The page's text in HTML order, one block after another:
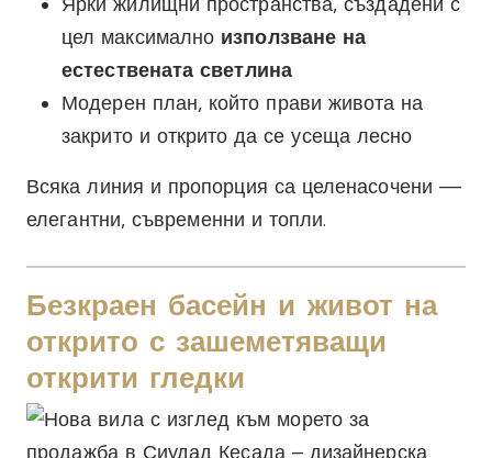
цел максимално използване на
естествената светлина
Модерен план, който прави живота на
закрито и открито да се усеща лесно
Всяка линия и пропорция са целенасочени —
елегантни, съвременни и топли.
Безкраен басейн и живот на
открито с зашеметяващи
открити гледки